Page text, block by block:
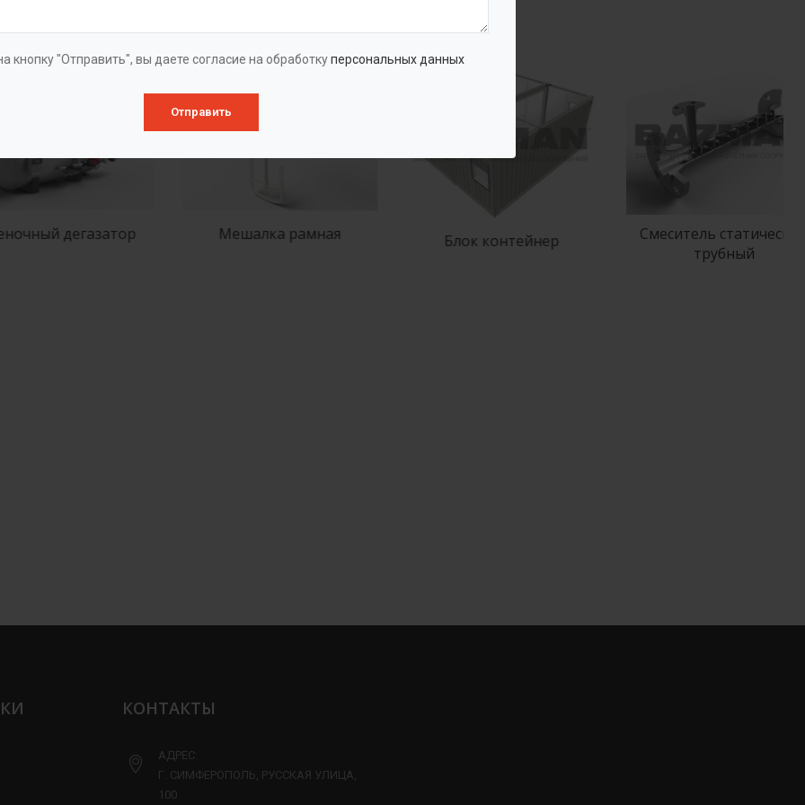
кнопку "Отправить", вы даете согласие на обработкуперсональных данных
Отправить
в разделе
дегазатор Мешалка рамная Блок контейнер
Смеситель статический
трубный
КОНТАКТЫ
АДРЕС:
Г. СИМФЕРОПОЛЬ, РУССКАЯ УЛИЦА,
100